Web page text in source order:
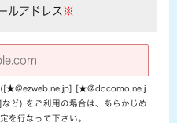
ルアドレス ※
[★@docomo.ne.j
ど) をご利用の場合は、あらかじめ
を行なって下さい。